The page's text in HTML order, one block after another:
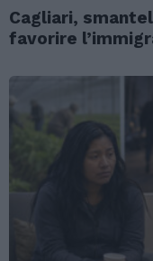
Cagliari,
favorire